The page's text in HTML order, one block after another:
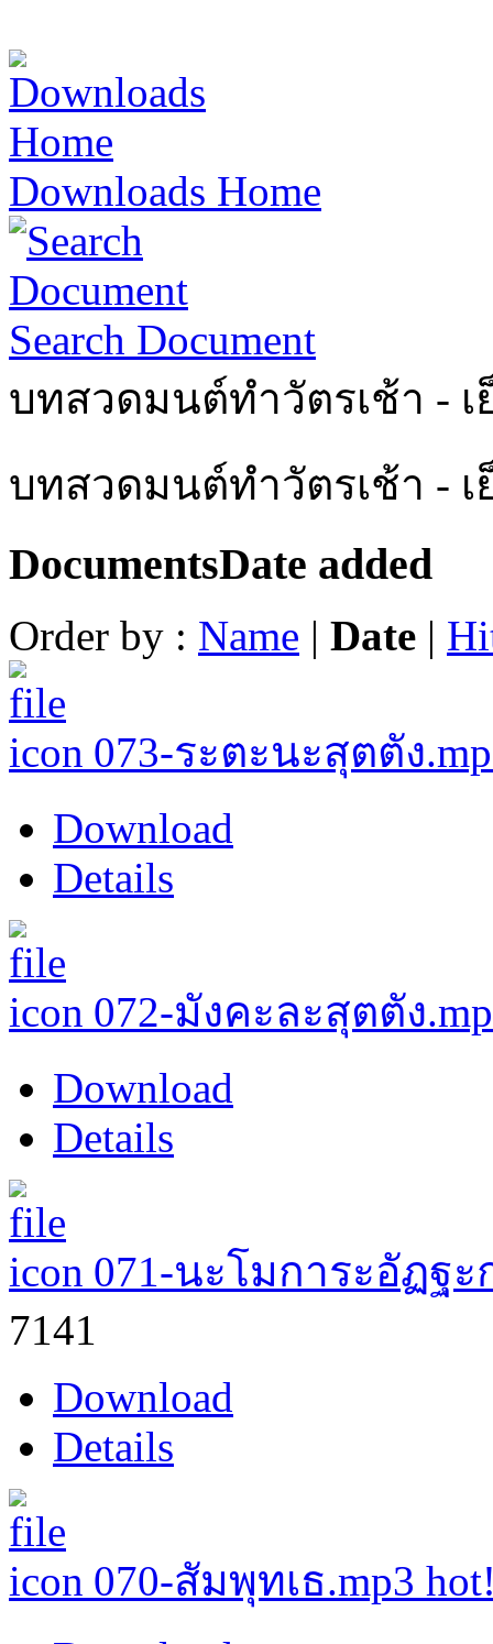
Downloads Home
Search Document
บทสวดมนต์ทำวัตรเช้า - เ
บทสวดมนต์ทำวัตรเช้า -
DocumentsDate added
Order by : Name | Date |
073-ระตะนะสุตตัง
Download
Details
072-มังคะละสุตตัง
Download
Details
071-นะโมการะอัฏฐะ
7141
Download
Details
070-สัมพุทเธ.mp3